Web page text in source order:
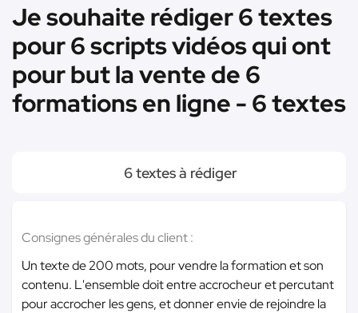
Je souhaite rédiger 6 textes
pour 6 scripts vidéos qui ont
pour but la vente de 6
formations en ligne - 6 textes
6 textes à rédiger
Consignes générales du client :
Un texte de 200 mots, pour vendre la formation et son
contenu. L'ensemble doit entre accrocheur et percutant
pour accrocher les gens, et donner envie de rejoindre la